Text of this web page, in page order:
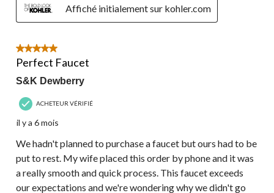
Affiché initialement sur kohler.com
5 étoile(s) sur 5.
Perfect Faucet
S&K Dewberry
ACHETEUR VÉRIFIÉ
il y a 6 mois
We hadn't planned to purchase a faucet but ours had to be
put to rest. My wife placed this order by phone and it was
a really smooth and quick process. This faucet exceeds
our expectations and we're wondering why we didn't go